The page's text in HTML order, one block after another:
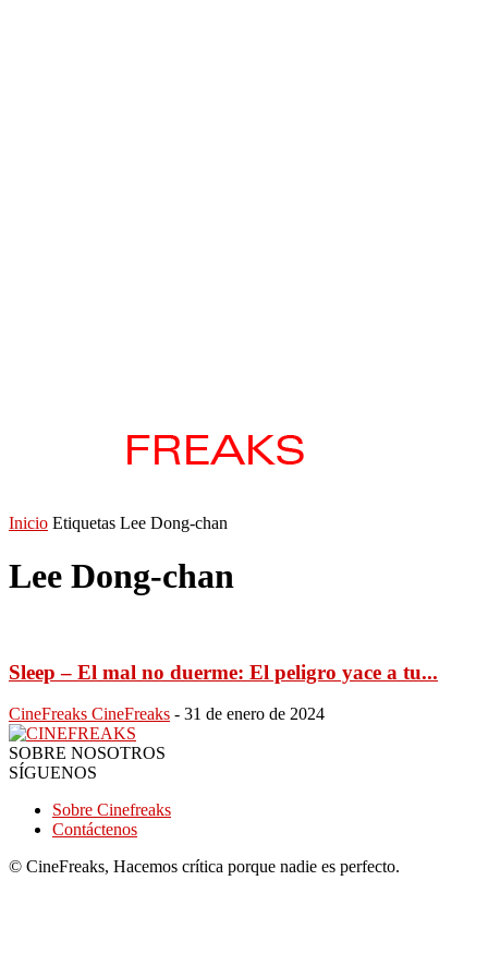
Inicio Etiquetas Lee Dong-chan
Lee Dong-chan
Sleep – El mal no duerme: El peligro yace a tu...
CineFreaks CineFreaks - 31 de enero de 2024
SOBRE NOSOTROS
SÍGUENOS
Sobre Cinefreaks
Contáctenos
© CineFreaks, Hacemos crítica porque nadie es perfecto.